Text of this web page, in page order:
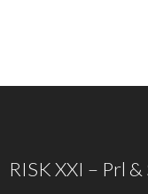
RISK XXI – Prl